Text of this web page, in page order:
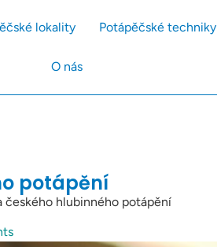
lokality Potápěčské techniky
O nás
potápění
českého hlubinného potápění